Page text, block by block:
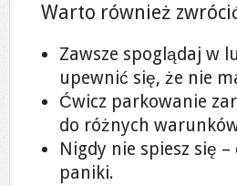
Warto również
Zawsze spoglądaj w
upewnić się, że nie
Ćwicz parkowanie
do różnych
Nigdy nie spiesz się
paniki.